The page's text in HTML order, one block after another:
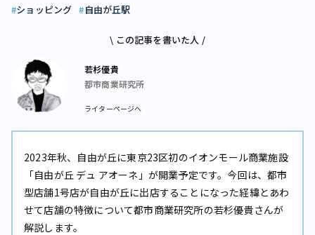
ショッピング 自由が丘駅
\ この記事を書いた人 /
若杉優貴
都市商業研究所
ライターページへ
2023年秋、自由が丘に東京23区初のイオンモール商業施設
「自由が丘 デュ アオーネ」が開業予定です。今回は、都市
型店舗1号店が自由が丘に出店することになった経緯とあわ
せて店舗の特徴について都市商業研究所の若杉優貴さんが
解説します。